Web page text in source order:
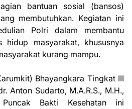
bantuan sosial (bansos)
membutuhkan. Kegiatan ini
Polri dalam membantu
hidup masyarakat, khususnya
kurang mampu.
Bhayangkara Tingkat III
Anton Sudarto, M.A.R.S., M.H.,
Bakti Kesehatan ini